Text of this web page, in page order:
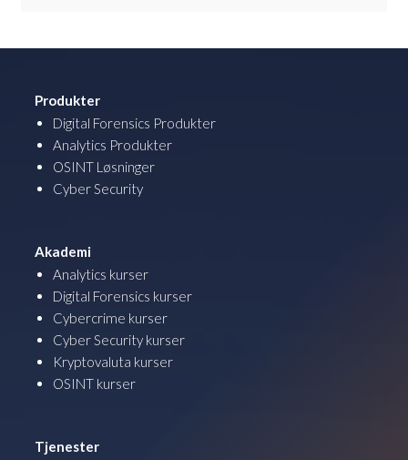
Produkter
Digital Forensics Produkter
Analytics Produkter
OSINT Løsninger
Cyber Security
Akademi
Analytics kurser
Digital Forensics kurser
Cybercrime kurser
Cyber Security kurser
Kryptovaluta kurser
OSINT kurser
Tjenester